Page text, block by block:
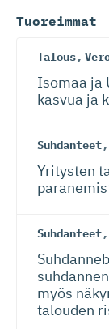
Tuoreimmat
Talous,
Isomaa ja
kasvua ja
Suhdanteet,
Yritysten
Suhdanteet,
myös
talouden